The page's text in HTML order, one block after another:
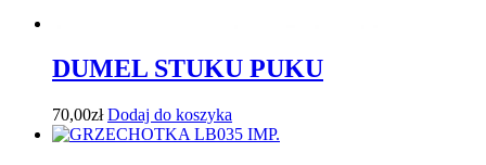
DUMEL STUKU PUKU
70,00zł Dodaj do koszyka